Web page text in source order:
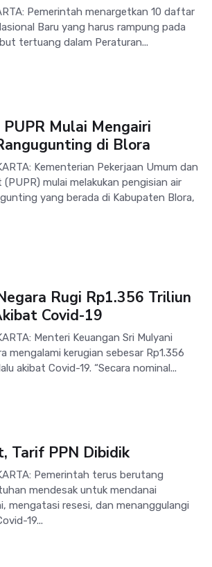
Pemerintah menargetkan 10 daftar
Baru yang harus rampung pada
tertuang dalam Peraturan...
Mulai Mengairi
di Blora
Kementerian Pekerjaan Umum dan
mulai melakukan pengisian air
yang berada di Kabupaten Blora,
Rugi Rp1.356 Triliun
Covid-19
Menteri Keuangan Sri Mulyani
mengalami kerugian sebesar Rp1.356
akibat Covid-19. “Secara nominal...
Tarif PPN Dibidik
Pemerintah terus berutang
mendesak untuk mendanai
mengatasi resesi, dan menanggulangi
19...